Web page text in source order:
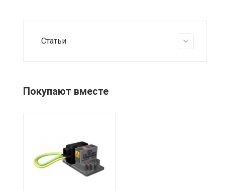
Статьи
Покупают вместе